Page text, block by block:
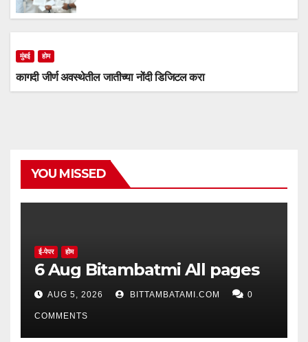
मुंबई होम
कागदी जीर्ण अवस्थेतील जातीच्या नोंदी डिजिटल करा
YOU MISSED
ई-पेपर होम
6 Aug Bitambatmi All pages
AUG 5, 2026 BITTAMBATAMI.COM 0
COMMENTS